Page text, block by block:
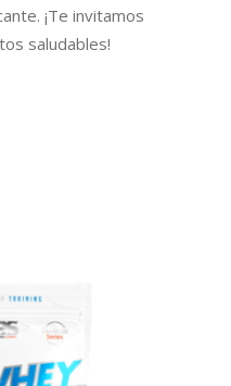
¡Te invitamos
saludables!